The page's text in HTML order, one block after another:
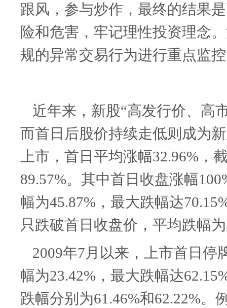
跟风，参与炒作，最终的结果
险和危害，牢记理性投资理念
规的异常交易行为进行重点监
近年来，新股“高发行价、高
而首日后股价持续走低则成为
上市，首日平均涨幅32.96% ，
89.57%。其中首日收盘涨幅
幅为45.87% ，最大跌幅达
只跌破首日收盘价，平均跌幅为
2009年7 月以来，上市首日停
幅为23.42% ，最大跌幅达
跌幅分别为61.46%和62.22%。